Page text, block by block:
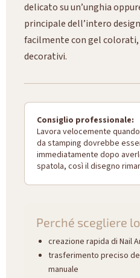
delicato su un’unghia
principale dell’intero
facilmente con gel
decorativi.
Consiglio professionale:
Lavora velocemente
da stamping dovrebbe
immediatamente dopo
spatola, così il disegno
Perché scegliere
creazione rapida di Nail
trasferimento preciso
manuale